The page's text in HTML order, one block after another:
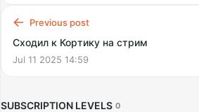
Previous post
Сходил к Кортику на стрим
Jul 11 2025 14:59
SUBSCRIPTION LEVELS 0